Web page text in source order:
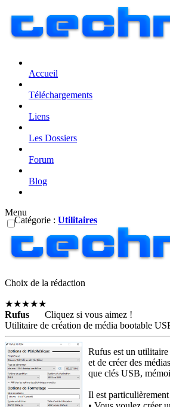
Accueil
Téléchargements
Liens
Les Dossiers
Forum
Blog
Menu
Catégorie : Utilitaires
Choix de la rédaction
★★★★★
Rufus
Cliquez si vous aimez !
Utilitaire de création de média bootable
Rufus est un
et de créer des
que clés USB,
Il est